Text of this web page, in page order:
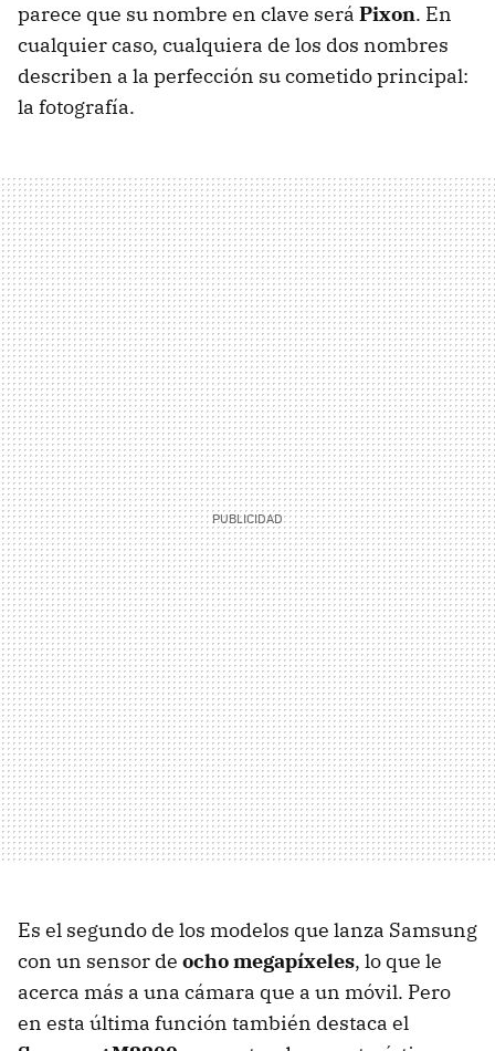
parece que su nombre en clave será Pixon. En
cualquier caso, cualquiera de los dos nombres
describen a la perfección su cometido principal:
la fotografía.
Es el segundo de los modelos que lanza Samsung
con un sensor de ocho megapíxeles, lo que le
acerca más a una cámara que a un móvil. Pero
en esta última función también destaca el